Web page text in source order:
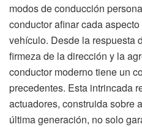
modos de conducción
conductor afinar cada
vehículo. Desde la respuesta
firmeza de la dirección y la
conductor moderno tiene un
precedentes. Esta intrincada
actuadores, construida sobre
última generación, no solo